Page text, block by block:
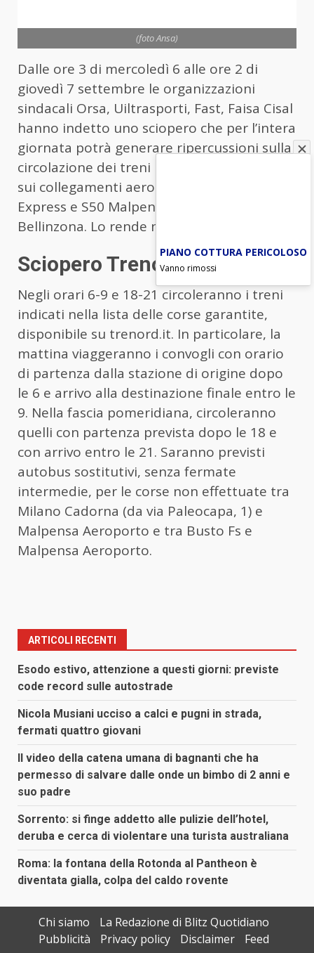
(foto Ansa)
Dalle ore 3 di mercoledì 6 alle ore 2 di
giovedì 7 settembre le organizzazioni
sindacali Orsa, Uiltrasporti, Fast, Faisa Cisal
hanno indetto uno sciopero che per l’intera
giornata potrà generare ripercussioni sulla
circolazione dei treni regionali, suburbani e
sui collegamenti aeroportuali Malpensa
Express e S50 Malpensa Aeroporto-
Bellinzona. Lo rende noto Trenord.
Sciopero Trenord, gli orari
Negli orari 6-9 e 18-21 circoleranno i treni
indicati nella lista delle corse garantite,
disponibile su trenord.it. In particolare, la
mattina viaggeranno i convogli con orario
di partenza dalla stazione di origine dopo
le 6 e arrivo alla destinazione finale entro le
9. Nella fascia pomeridiana, circoleranno
quelli con partenza prevista dopo le 18 e
con arrivo entro le 21. Saranno previsti
autobus sostitutivi, senza fermate
intermedie, per le corse non effettuate tra
Milano Cadorna (da via Paleocapa, 1) e
Malpensa Aeroporto e tra Busto Fs e
Malpensa Aeroporto.
ARTICOLI RECENTI
Esodo estivo, attenzione a questi giorni: previste
code record sulle autostrade
Nicola Musiani ucciso a calci e pugni in strada,
fermati quattro giovani
Il video della catena umana di bagnanti che ha
permesso di salvare dalle onde un bimbo di 2 anni e
suo padre
Sorrento: si finge addetto alle pulizie dell’hotel,
deruba e cerca di violentare una turista australiana
Roma: la fontana della Rotonda al Pantheon è
diventata gialla, colpa del caldo rovente
Chi siamo
La Redazione di Blitz Quotidiano
Pubblicità
Privacy policy Disclaimer Feed
PIANO COTTURA PERICOLOSO
Vanno rimossi